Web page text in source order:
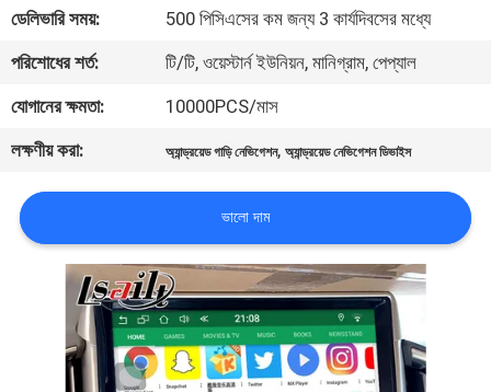
যোগাযোগ
খবর
কেস
ডেলিভারি সময়:
500 পিসিএসের কম জন্য 3 কার্যদিবসের মধ্যে
পরিশোধের শর্ত:
টি/টি, ওয়েস্টার্ন ইউনিয়ন, মানিগ্রাম, পেপ্যাল
যোগানের ক্ষমতা:
10000PCS/মাস
লক্ষণীয় করা:
অ্যান্ড্রয়েড গাড়ি নেভিগেশন,অ্যান্ড্রয়েড নেভিগেশন ডিভাইস
ভালো দাম